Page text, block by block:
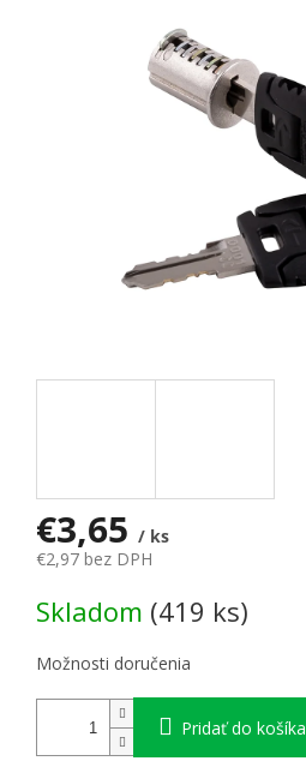
€3,65 / ks
€2,97 bez DPH
Skladom (419 ks)
Možnosti doručenia
Pridať do košíka